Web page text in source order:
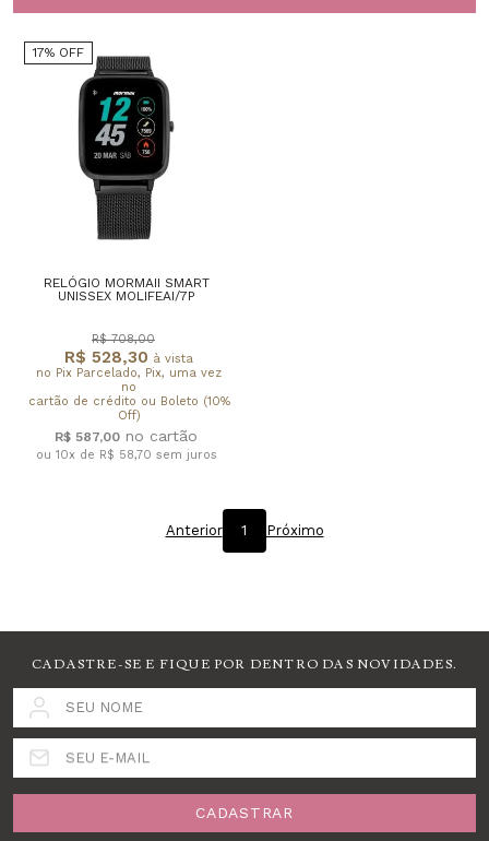
17% OFF
RELÓGIO MORMAII SMART
UNISSEX MOLIFEAI/7P
R$ 528,30 à vista
no Pix Parcelado, Pix, uma vez
no
cartão de crédito ou Boleto (10%
Off)
R$ 708,00
R$ 587,00
ou 10x de R$ 58,70 sem juros
Anterior 1 Próximo
CADASTRE-SE E FIQUE POR DENTRO DAS NOVIDADES.
SEU NOME
SEU E-MAIL
CADASTRAR